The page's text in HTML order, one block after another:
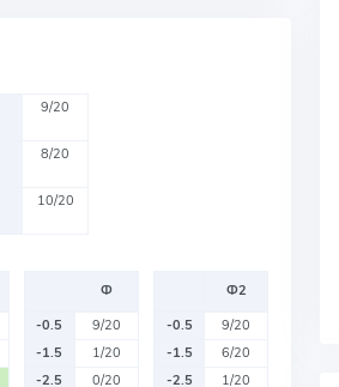
9/20
8/20
10/20
Ф
-0.5
9/20
-1.5
1/20
-2.5
0/20
Ф2
-0.5
9/20
-1.5
6/20
-2.5
1/20